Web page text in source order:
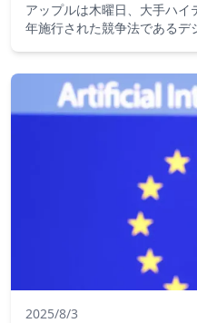
アップルは木曜日、大手ハ
年施行された競争法であるデ
2025/8/3